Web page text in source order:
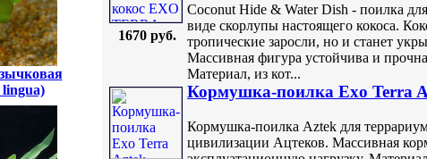
1670 руб.
Coconut Hide & Water Dish - поилка
виде скорлупы настоящего кокоса.
тропические заросли, но и станет
Массивная фигура устойчива и
Материал, из кот...
Кормушка-поилка Exo Terra
Кормушка-поилка Aztek для
цивилизации Ацтеков. Массивная